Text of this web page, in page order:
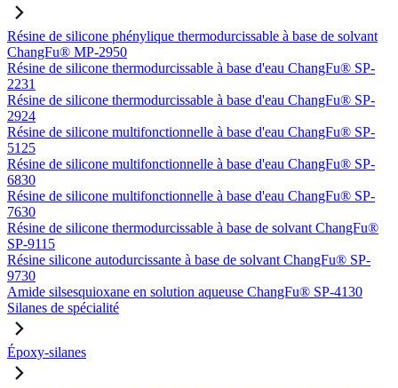
Résine de silicone phénylique thermodurcissable à base de solvant
ChangFu® MP-2950
Résine de silicone thermodurcissable à base d'eau ChangFu® SP-
2231
Résine de silicone thermodurcissable à base d'eau ChangFu® SP-
2924
Résine de silicone multifonctionnelle à base d'eau ChangFu® SP-
5125
Résine de silicone multifonctionnelle à base d'eau ChangFu® SP-
6830
Résine de silicone multifonctionnelle à base d'eau ChangFu® SP-
7630
Résine de silicone thermodurcissable à base de solvant ChangFu®
SP-9115
Résine silicone autodurcissante à base de solvant ChangFu® SP-
9730
Amide silsesquioxane en solution aqueuse ChangFu® SP-4130
Silanes de spécialité
Époxy-silanes